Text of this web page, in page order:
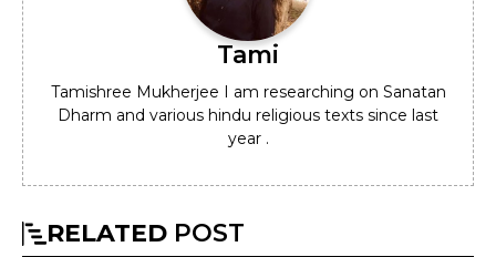
Tami
Tamishree Mukherjee I am researching on Sanatan
Dharm and various hindu religious texts since last
year .
RELATED POST